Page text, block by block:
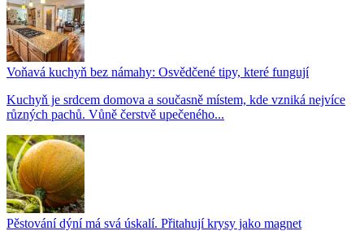
Voňavá kuchyň bez námahy: Osvědčené tipy, které fungují
Kuchyň je srdcem domova a současně místem, kde vzniká nejvíce
různých pachů. Vůně čerstvě upečeného...
Pěstování dýní má svá úskalí. Přitahují krysy jako magnet